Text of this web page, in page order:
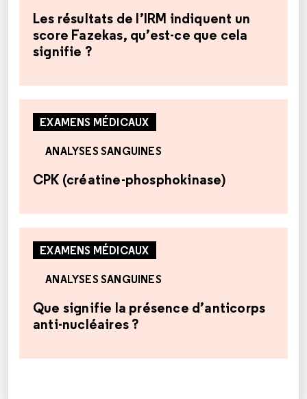
Les résultats de l’IRM indiquent un
score Fazekas, qu’est-ce que cela
signifie ?
EXAMENS MÉDICAUX
ANALYSES SANGUINES
CPK (créatine-phosphokinase)
EXAMENS MÉDICAUX
ANALYSES SANGUINES
Que signifie la présence d’anticorps
anti-nucléaires ?